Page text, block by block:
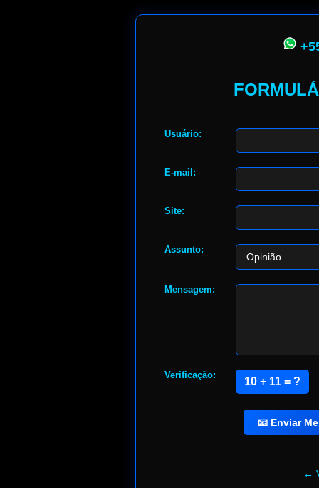
Usuário:
E-mail:
Site:
Assunto:
Mensagem:
Verificação:
10 + 11 = ?
←